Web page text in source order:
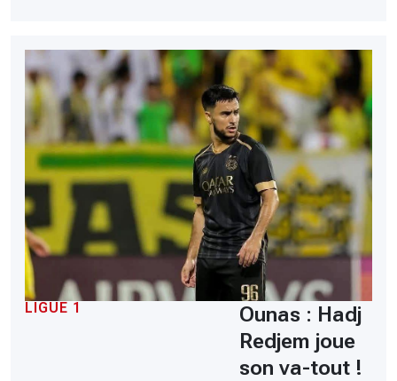
LIGUE 1
Ounas : Hadj
Redjem joue
son va-tout !